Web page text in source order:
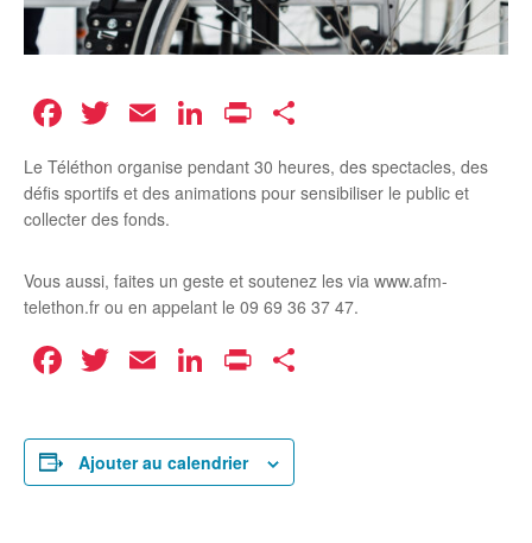
Facebook
Twitter
EmailLinkedIn
Print
Le Téléthon organise pendant 30 heures, des spectacles, des
défis sportifs et des animations pour sensibiliser le public et
collecter des fonds.
Vous aussi, faites un geste et soutenez les via www.afm-
telethon.fr ou en appelant le 09 69 36 37 47.
Facebook
Twitter
EmailLinkedIn
Print
Ajouter au calendrier